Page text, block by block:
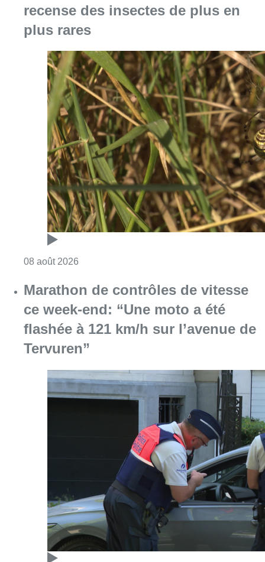
recense des insectes de plus en
plus rares
08 août 2026
Marathon de contrôles de vitesse
ce week-end: “Une moto a été
flashée à 121 km/h sur l’avenue de
Tervuren”